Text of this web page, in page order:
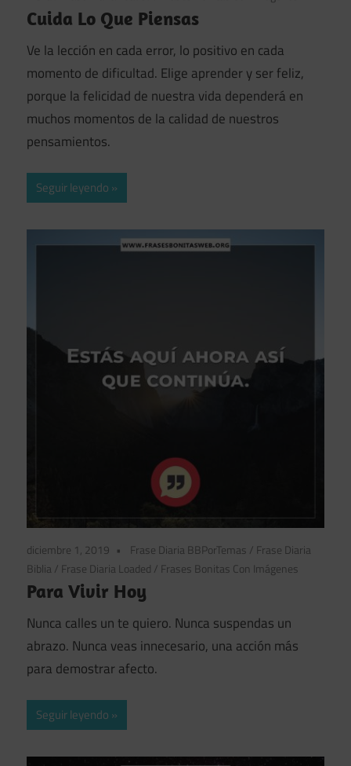
Cuida Lo Que Piensas
Ve la lección en cada error, lo positivo en cada
momento de dificultad. Elige aprender y ser feliz,
porque la felicidad de nuestra vida dependerá en
muchos momentos de la calidad de nuestros
pensamientos.
Seguir leyendo
diciembre 1, 2019 Frase Diaria BBPorTemas / Frase Diaria
Biblia / Frase Diaria Loaded / Frases Bonitas Con Imágenes
Para Vivir Hoy
Nunca calles un te quiero. Nunca suspendas un
abrazo. Nunca veas innecesario, una acción más
para demostrar afecto.
Seguir leyendo